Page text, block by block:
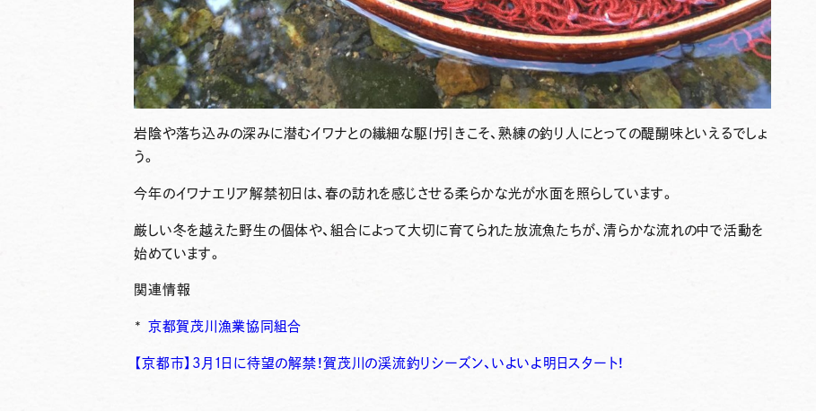
岩陰や落ち込みの深みに潜むイワナとの繊細な駆け引きこそ、熟練の釣り人にとっての醍醐味といえるでしょ
う。
今年のイワナエリア解禁初日は、春の訪れを感じさせる柔らかな光が水面を照らしています。
厳しい冬を越えた野生の個体や、組合によって大切に育てられた放流魚たちが、清らかな流れの中で活動を
始めています。
関連情報
* 京都賀茂川漁業協同組合
【京都市】3月1日に待望の解禁！賀茂川の渓流釣りシーズン、いよいよ明日スタート！